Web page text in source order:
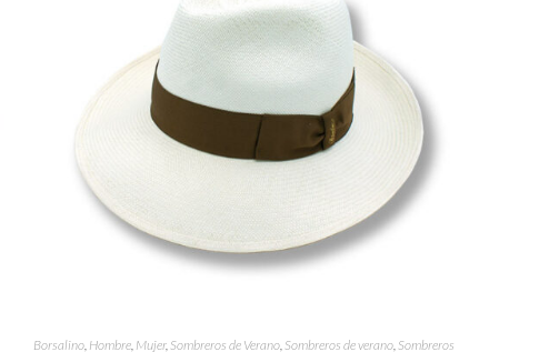
Borsalino, Hombre, Mujer, Sombreros de Verano, Sombreros de verano, Sombreros